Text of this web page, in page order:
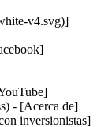
v4.svg)]
- [Acerca de]
inversionistas]